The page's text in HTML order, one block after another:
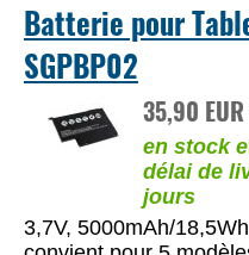
Batterie pour
SGPBP02
35,90
en stock
délai de
jours
3,7V, 5000mAh/